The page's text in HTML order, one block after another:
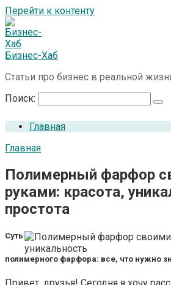
Перейти к контенту
Бизнес-Хаб
Статьи про бизнес в реальной
Поиск:
Главная
Главная
Полимерный фарфор
руками: красота,
простота
Суть
полимерного фарфора: все, что нужно